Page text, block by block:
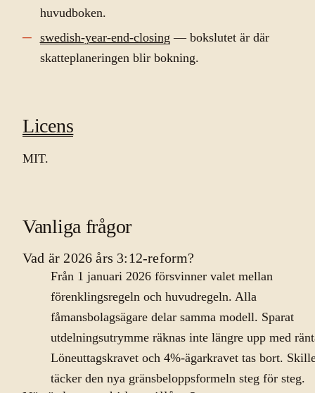
huvudboken.
swedish-year-end-closing — bokslutet är där
skatteplaneringen blir bokning.
Licens
MIT.
Vanliga frågor
Vad är 2026 års 3:12-reform?
Från 1 januari 2026 försvinner valet mellan
förenklingsregeln och huvudregeln. Alla
fåmansbolagsägare delar samma modell. Sparat
utdelningsutrymme räknas inte längre upp med
Löneuttagskravet och 4%-ägarkravet tas bort.
täcker den nya gränsbeloppsformeln steg för steg.